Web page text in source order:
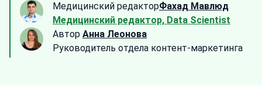
Медицинский редакторФахад Мавлюд
Медицинский редактор, Data Scientist
Автор Анна Леонова
Руководитель отдела контент-маркетинга